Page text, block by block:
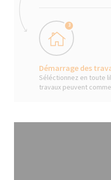
3
Démarrage des
Séléctionnez en toute
travaux peuvent